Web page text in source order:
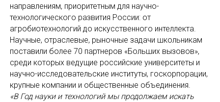
направлениям, приоритетным для научно-
технологического развития России: от
агробиотехнологий до искусственного интеллекта.
Научные, отраслевые, рыночные задачи школьникам
поставили более 70 партнеров «Больших вызовов»,
среди которых ведущие российские университеты и
научно-исследовательские институты, госкорпорации,
крупные компании и общественные объединения.
«В Год науки и технологий мы продолжаем искать